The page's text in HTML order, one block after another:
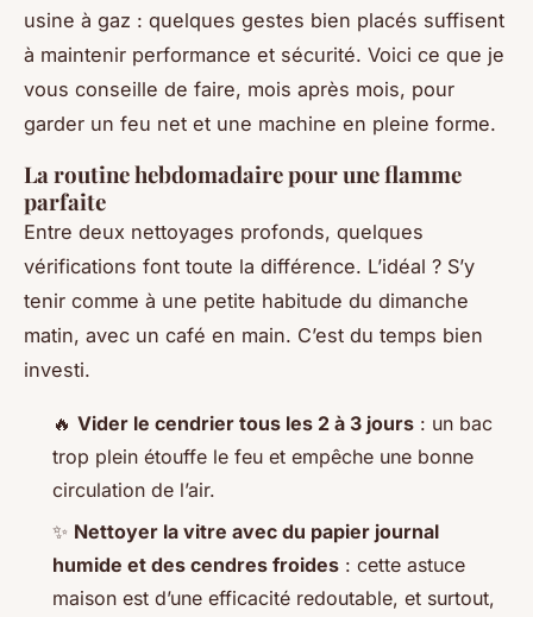
usine à gaz : quelques gestes bien placés suffisent
à maintenir performance et sécurité. Voici ce que je
vous conseille de faire, mois après mois, pour
garder un feu net et une machine en pleine forme.
La routine hebdomadaire pour une flamme
parfaite
Entre deux nettoyages profonds, quelques
vérifications font toute la différence. L’idéal ? S’y
tenir comme à une petite habitude du dimanche
matin, avec un café en main. C’est du temps bien
investi.
🔥 Vider le cendrier tous les 2 à 3 jours : un bac
trop plein étouffe le feu et empêche une bonne
circulation de l’air.
✨ Nettoyer la vitre avec du papier journal
humide et des cendres froides : cette astuce
maison est d’une efficacité redoutable, et surtout,